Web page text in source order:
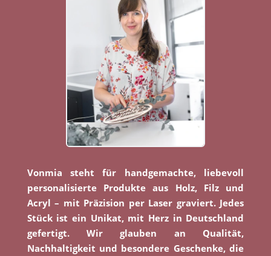
Vonmia steht für handgemachte, liebevoll
personalisierte Produkte aus Holz, Filz und
Acryl – mit Präzision per Laser graviert. Jedes
Stück ist ein Unikat, mit Herz in Deutschland
gefertigt. Wir glauben an Qualität,
Nachhaltigkeit und besondere Geschenke, die